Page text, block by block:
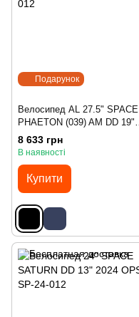
Подарунок
Велосипед AL 27.5" SPACE
PHAETON (039) AM DD 19"
2024
8 633 грн
В наявності
Купити